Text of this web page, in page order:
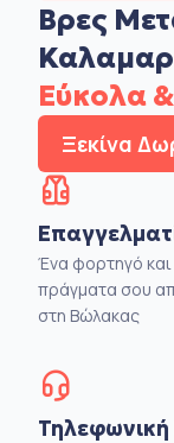
Βρες
Εύκολα
Ξεκίνα
Ένα φορτηγό
πράγματα σου
στη Βώλακας